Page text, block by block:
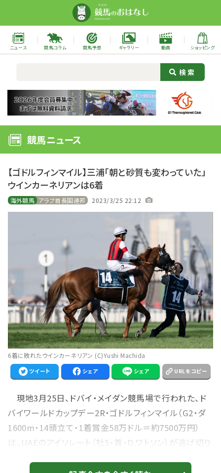
ニュース 競馬コラム 競馬予想 ギャラリー 動画 ショッピング
競馬ニュース
【ゴドルフィンマイル】三浦「朝と砂質も変わっていた」
ウインカーネリアンは6着
海外競馬 アラブ首長国連邦 2023/3/25 22:12
6着に敗れたウインカーネリアン (C)Yushi Machida
ツイート シェア シェア URLをコピー
現地3月25日、ドバイ・メイダン競馬場で行われた、ド
バイワールドカップデー2R・ゴドルフィンマイル（G2・ダ
1600m・14頭立て・1着賞金58万ドル＝約7500万円）
は、UAEのアイソレート（牡5・首・D.ワトソン）が逃げ切り